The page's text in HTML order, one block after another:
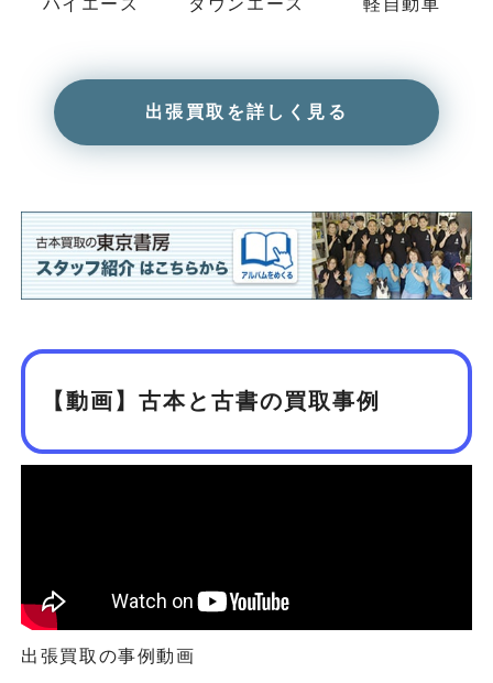
ハイエース タウンエース 軽自動車
出張買取を詳しく見る
【動画】古本と古書の買取事例
出張買取の事例動画